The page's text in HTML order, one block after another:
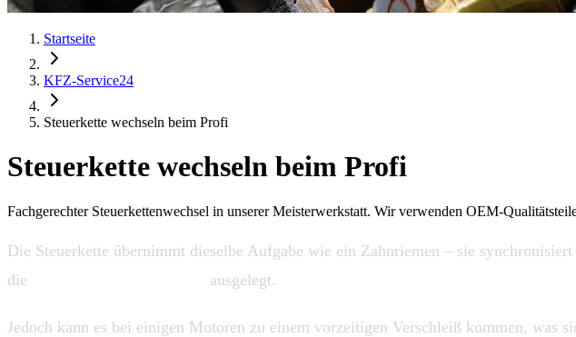
Startseite
KFZ-Service24
Steuerkette wechseln beim Profi
Steuerkette wechseln beim Profi
Fachgerechter Steuerkettenwechsel in unserer Meisterwerkstatt. Wir verwenden OEM-
Die Steuerkette übernimmt dieselbe Aufgabe wie ein Zahnriemen – sie
die
ausgelegt.
Jedoch kann es bei einigen Motoren zu einem vorzeitigen Verschleiß kommen, was